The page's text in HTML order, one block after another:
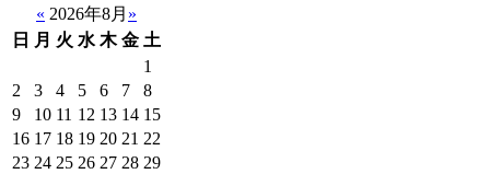
« 2026年8月 »
日
月 火 水 木 金 土
1
2
3 4 5 6 7
8
9
10 11 12 13 14 15
16 17 18 19 20 21 22
23 24 25 26 27 28 29